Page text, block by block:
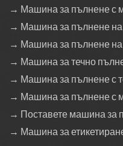
→ Машина за пълнене с
→ Машина за пълнене
→ Машина за пълнене на
→ Машина за течно
→ Машина за пълнене с
→ Машина за пълнене с
→ Поставете машина за
→ Машина за